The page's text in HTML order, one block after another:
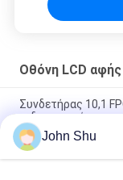
Οθόνη LCD αφής
Συνδετήρας 10,1
ενδοσυνεννόηση
Διαφανής ενότητα
επίδειξης ίντσας
John Shu